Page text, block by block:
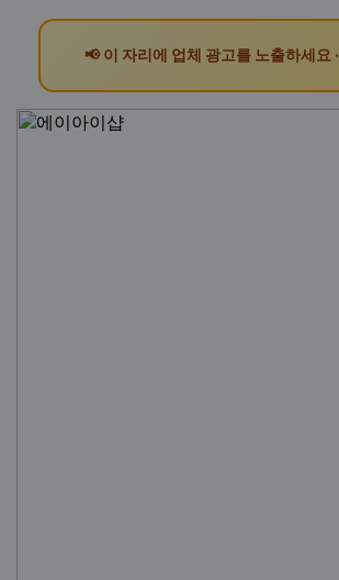
📢 이 자리에 업체 광고를 노출하세요 ·